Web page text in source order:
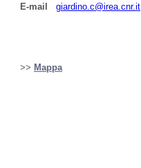
E-mail
giardino.c@irea.cnr.it
>> Mappa